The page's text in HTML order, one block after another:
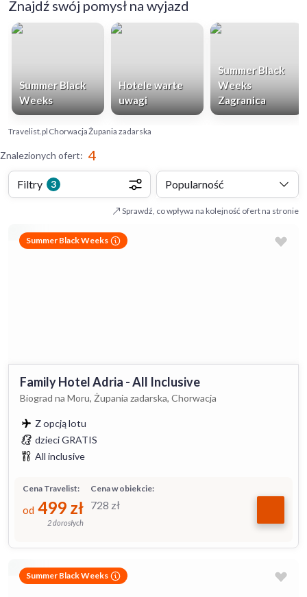
Znajdź swój pomysł na wyjazd
Summer Black
Weeks
Hotele warte
uwagi
Summer Black
Weeks
Zagranica
Travelist.pl ChorwacjaŻupania zadarska
Znalezionych ofert: 4
Filtry 3 Popularność
Sprawdź, co wpływa na kolejność ofert na stronie
Summer Black Weeks
Family Hotel Adria - All Inclusive
Biograd na Moru, Żupania zadarska, Chorwacja
Z opcją lotu
dzieci GRATIS
All inclusive
Cena w obiekcie:
728 zł
Cena Travelist:
od 499 zł
2 dorosłych
Summer Black Weeks